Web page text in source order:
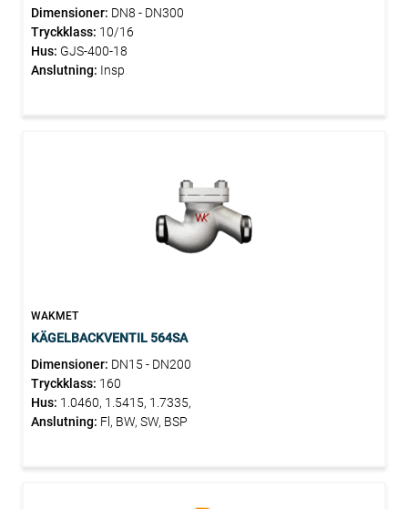
Dimensioner: DN8 - DN300
Tryckklass: 10/16
Hus: GJS-400-18
Anslutning: Insp
WAKMET
KÄGELBACKVENTIL 564SA
Dimensioner: DN15 - DN200
Tryckklass: 160
Hus: 1.0460, 1.5415, 1.7335,
Anslutning: Fl, BW, SW, BSP